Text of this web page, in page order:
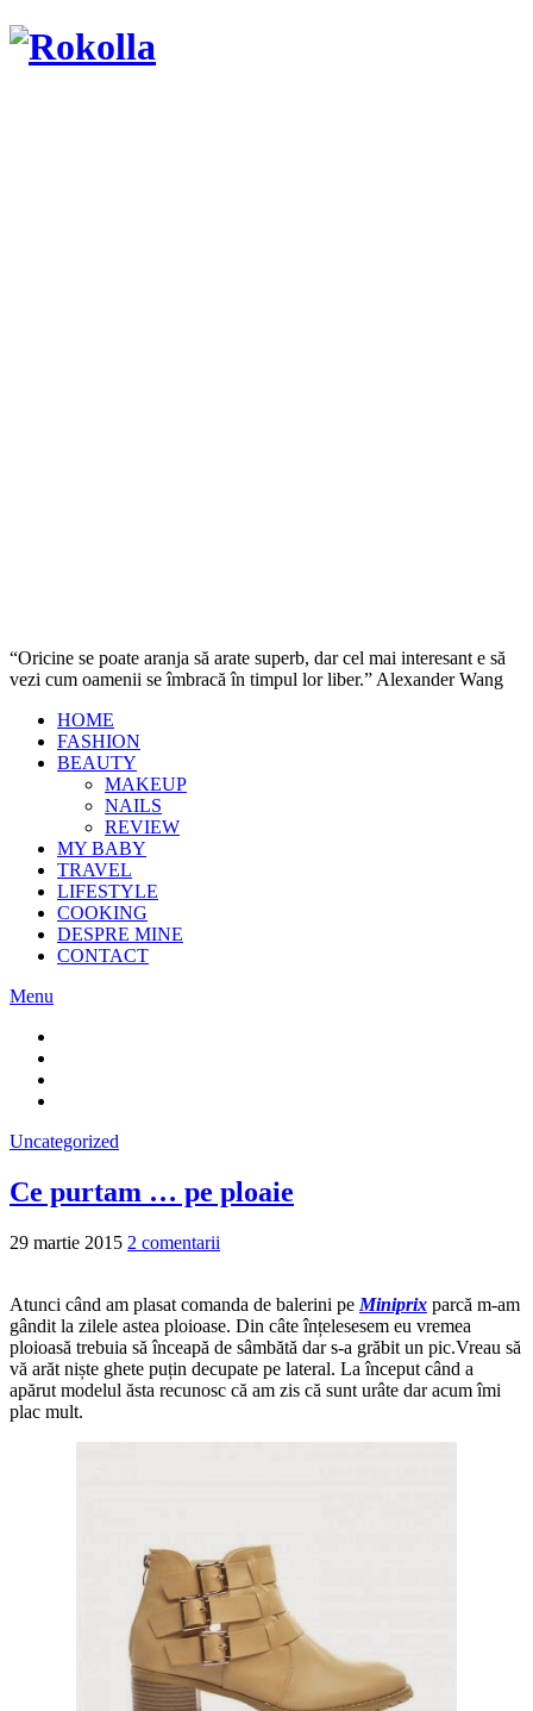
“Oricine se poate aranja să arate superb, dar cel mai interesant e să
vezi cum oamenii se îmbracă în timpul lor liber.” Alexander Wang
HOME
FASHION
BEAUTY
MAKEUP
NAILS
REVIEW
MY BABY
TRAVEL
LIFESTYLE
COOKING
DESPRE MINE
CONTACT
Menu
Uncategorized
Ce purtam … pe ploaie
29 martie 2015 2 comentarii
Atunci când am plasat comanda de balerini pe Miniprix parcă m-am
gândit la zilele astea ploioase. Din câte înțelesesem eu vremea
ploioasă trebuia să înceapă de sâmbătă dar s-a grăbit un pic.Vreau să
vă arăt niște ghete puțin decupate pe lateral. La început când a
apărut modelul ăsta recunosc că am zis că sunt urâte dar acum îmi
plac mult.